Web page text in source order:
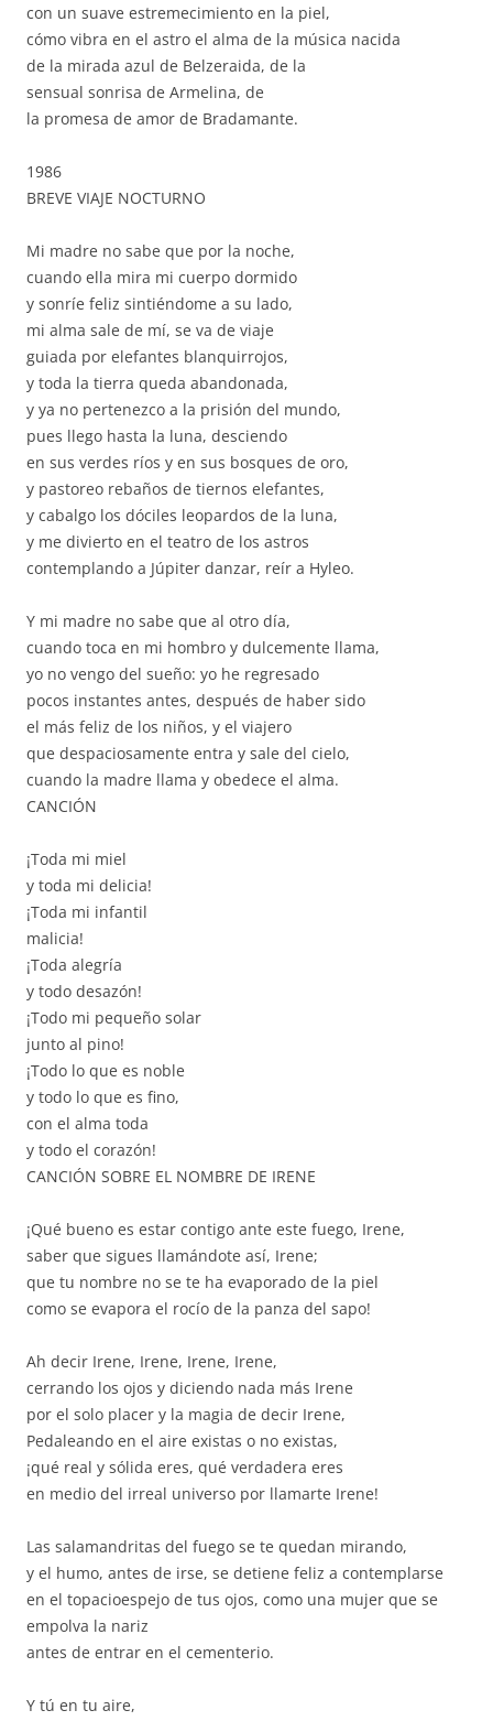
con un suave estremecimiento en la piel,
cómo vibra en el astro el alma de la música nacida
de la mirada azul de Belzeraida, de la
sensual sonrisa de Armelina, de
la promesa de amor de Bradamante.
1986
BREVE VIAJE NOCTURNO
Mi madre no sabe que por la noche,
cuando ella mira mi cuerpo dormido
y sonríe feliz sintiéndome a su lado,
mi alma sale de mí, se va de viaje
guiada por elefantes blanquirrojos,
y toda la tierra queda abandonada,
y ya no pertenezco a la prisión del mundo,
pues llego hasta la luna, desciendo
en sus verdes ríos y en sus bosques de oro,
y pastoreo rebaños de tiernos elefantes,
y cabalgo los dóciles leopardos de la luna,
y me divierto en el teatro de los astros
contemplando a Júpiter danzar, reír a Hyleo.
Y mi madre no sabe que al otro día,
cuando toca en mi hombro y dulcemente llama,
yo no vengo del sueño: yo he regresado
pocos instantes antes, después de haber sido
el más feliz de los niños, y el viajero
que despaciosamente entra y sale del cielo,
cuando la madre llama y obedece el alma.
CANCIÓN
¡Toda mi miel
y toda mi delicia!
¡Toda mi infantil
malicia!
¡Toda alegría
y todo desazón!
¡Todo mi pequeño solar
junto al pino!
¡Todo lo que es noble
y todo lo que es fino,
con el alma toda
y todo el corazón!
CANCIÓN SOBRE EL NOMBRE DE IRENE
¡Qué bueno es estar contigo ante este fuego, Irene,
saber que sigues llamándote así, Irene;
que tu nombre no se te ha evaporado de la piel
como se evapora el rocío de la panza del sapo!
Ah decir Irene, Irene, Irene, Irene,
cerrando los ojos y diciendo nada más Irene
por el solo placer y la magia de decir Irene,
Pedaleando en el aire existas o no existas,
¡qué real y sólida eres, qué verdadera eres
en medio del irreal universo por llamarte Irene!
Las salamandritas del fuego se te quedan mirando,
y el humo, antes de irse, se detiene feliz a contemplarse
en el topacioespejo de tus ojos, como una mujer que se
empolva la nariz
antes de entrar en el cementerio.
Y tú en tu aire,